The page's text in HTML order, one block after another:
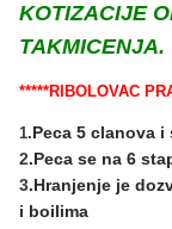
KOTIZACIJE
TAKMICENJA.
*****RIBOLOVAC
1.Peca 5 clanova
2.Peca se na 6
3.Hranjenje je
i boilima